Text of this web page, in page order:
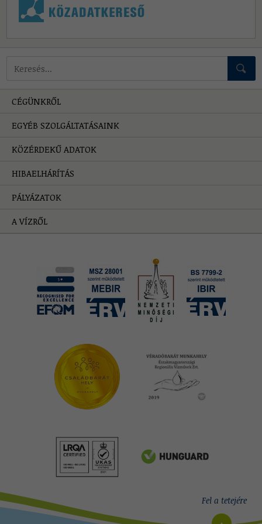
Mire keressünk?
CÉGÜNKRŐL
EGYÉB SZOLGÁLTATÁSAINK
KÖZÉRDEKŰ ADATOK
HIBAELHÁRÍTÁS
PÁLYÁZATOK
A VÍZRŐL